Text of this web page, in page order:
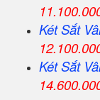
Két Sắt
Két Sắt